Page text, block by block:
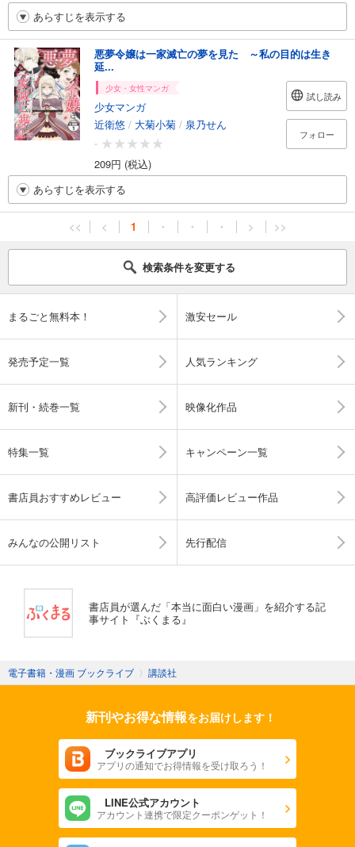
あらすじを表示する
悪夢令嬢は一家滅亡の夢を見た ～私の目的は生き
延...
少女・女性マンガ
少女マンガ
近衛悠 / 大菊小菊 / 泉乃せん
-
209円 (税込)
試し読み
フォロー
あらすじを表示する
<< < 1 ・ ・ ・ > >>
検索条件を変更する
まるごと無料本！ 激安セール
発売予定一覧 人気ランキング
新刊・続巻一覧 映像化作品
特集一覧 キャンペーン一覧
書店員おすすめレビュー 高評価レビュー作品
みんなの公開リスト 先行配信
書店員が選んだ「本当に面白い漫画」を紹介する記
事サイト『ぶくまる』
電子書籍・漫画 ブックライブ 〉 講談社
新刊やお得な情報をお届けします！
ブックライブアプリ
アプリの通知でお得情報を受け取ろう！
LINE公式アカウント
アカウント連携で限定クーポンゲット！